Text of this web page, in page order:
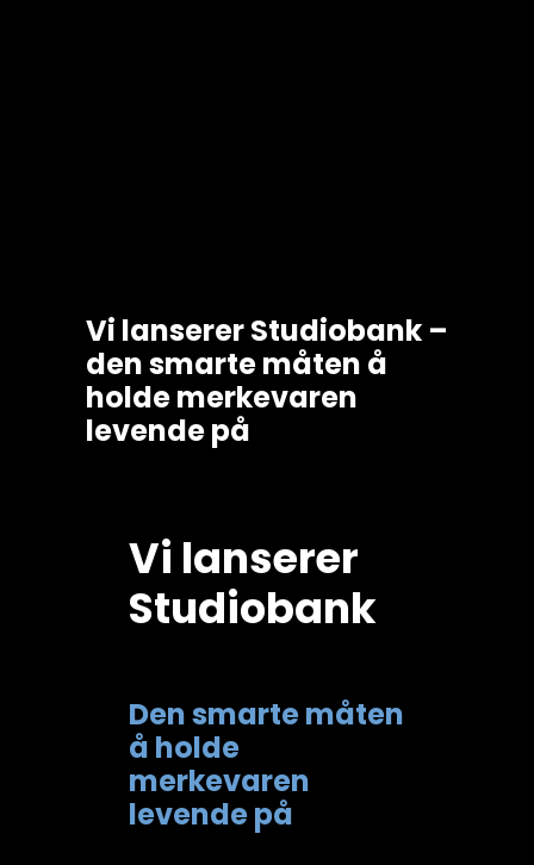
Vi lanserer Studiobank –
den smarte måten å
holde merkevaren
levende på
Vi lanserer
Studiobank
Den smarte måten
å holde
merkevaren
levende på